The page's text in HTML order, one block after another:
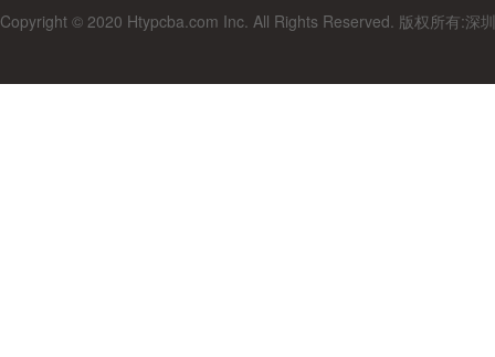
Copyright © 2020 Htypcba.com Inc. All Rights Reserved. 版权所有:深